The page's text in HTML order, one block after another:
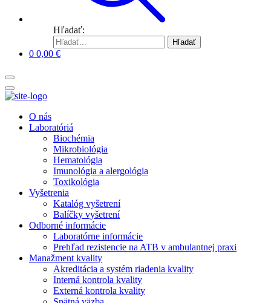
Hľadať:
Hľadať
0 0,00 €
O nás
Laboratóriá
Biochémia
Mikrobiológia
Hematológia
Imunológia a alergológia
Toxikológia
Vyšetrenia
Katalóg vyšetrení
Balíčky vyšetrení
Odborné informácie
Laboratórne informácie
Prehľad rezistencie na ATB v ambulantnej praxi
Manažment kvality
Akreditácia a systém riadenia kvality
Interná kontrola kvality
Externá kontrola kvality